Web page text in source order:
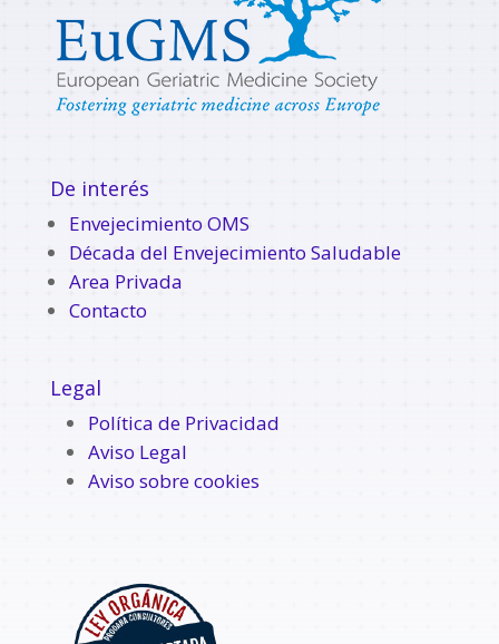
De interés
Envejecimiento OMS
Década del Envejecimiento Saludable
Area Privada
Contacto
Legal
Política de Privacidad
Aviso Legal
Aviso sobre cookies